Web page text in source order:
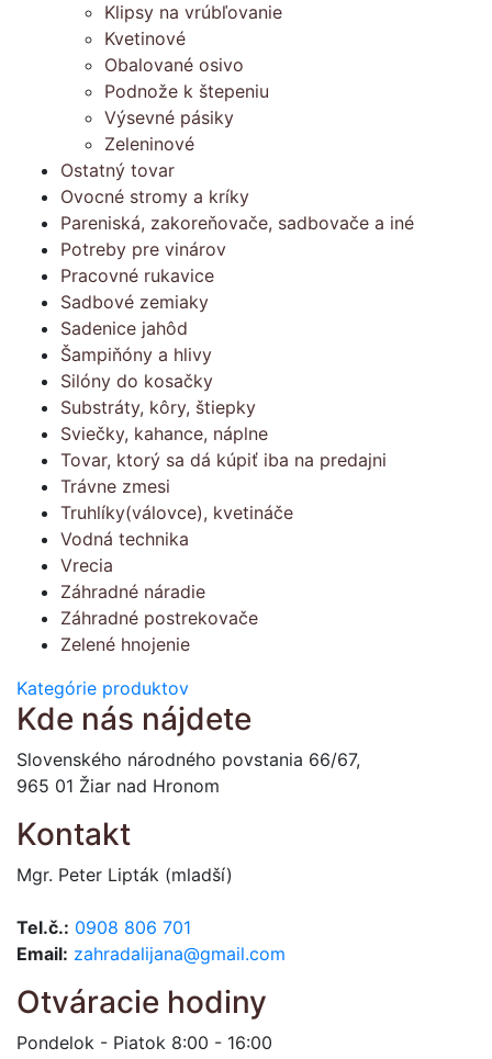
Klipsy na vrúbľovanie
Kvetinové
Obalované osivo
Podnože k štepeniu
Výsevné pásiky
Zeleninové
Ostatný tovar
Ovocné stromy a kríky
Pareniská, zakoreňovače, sadbovače a iné
Potreby pre vinárov
Pracovné rukavice
Sadbové zemiaky
Sadenice jahôd
Šampiňóny a hlivy
Silóny do kosačky
Substráty, kôry, štiepky
Sviečky, kahance, náplne
Tovar, ktorý sa dá kúpiť iba na predajni
Trávne zmesi
Truhlíky(válovce), kvetináče
Vodná technika
Vrecia
Záhradné náradie
Záhradné postrekovače
Zelené hnojenie
Kategórie produktov
Kde nás nájdete
Slovenského národného povstania 66/67,
965 01 Žiar nad Hronom
Kontakt
Mgr. Peter Lipták (mladší)
Tel.č.: 0908 806 701
Email: zahradalijana@gmail.com
Otváracie hodiny
Pondelok - Piatok 8:00 - 16:00